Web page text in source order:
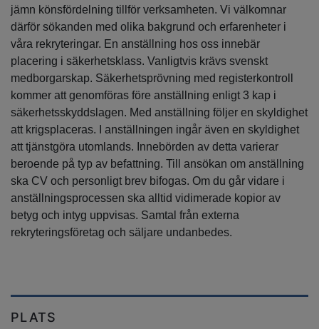
jämn könsfördelning tillför verksamheten. Vi välkomnar
därför sökanden med olika bakgrund och erfarenheter i
våra rekryteringar. En anställning hos oss innebär
placering i säkerhetsklass. Vanligtvis krävs svenskt
medborgarskap. Säkerhetsprövning med registerkontroll
kommer att genomföras före anställning enligt 3 kap i
säkerhetsskyddslagen. Med anställning följer en skyldighet
att krigsplaceras. I anställningen ingår även en skyldighet
att tjänstgöra utomlands. Innebörden av detta varierar
beroende på typ av befattning. Till ansökan om anställning
ska CV och personligt brev bifogas. Om du går vidare i
anställningsprocessen ska alltid vidimerade kopior av
betyg och intyg uppvisas. Samtal från externa
rekryteringsföretag och säljare undanbedes.
PLATS